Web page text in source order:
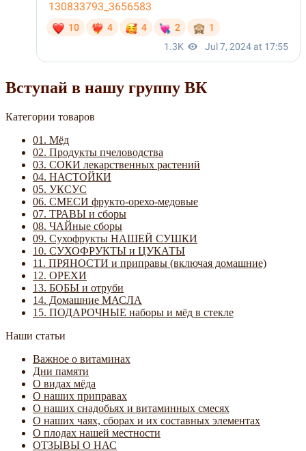
Вступай в нашу группу ВК
Категории товаров
01. Мёд
02. Продукты пчеловодства
03. СОКИ лекарственных растений
04. НАСТОЙКИ
05. УКСУС
06. СМЕСИ фрукто-орехо-медовые
07. ТРАВЫ и сборы
08. ЧАЙные сборы
09. Сухофрукты НАШЕЙ СУШКИ
10. СУХОФРУКТЫ и ЦУКАТЫ
11. ПРЯНОСТИ и приправы (включая домашние)
12. ОРЕХИ
13. БОБЫ и отруби
14. Домашние МАСЛА
15. ПОДАРОЧНЫЕ наборы и мёд в стекле
Наши статьи
Важное о витаминах
Дни памяти
О видах мёда
О наших приправах
О наших снадобьях и витаминных смесях
О наших чаях, сборах и их составных элементах
О плодах нашей местности
ОТЗЫВЫ О НАС